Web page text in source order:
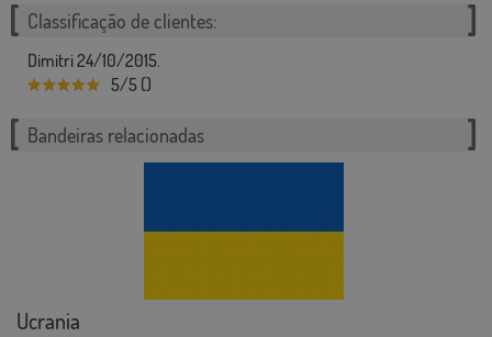
Classificação de clientes:
Dimitri 24/10/2015.
5/5 ()
Bandeiras relacionadas
Ucrania